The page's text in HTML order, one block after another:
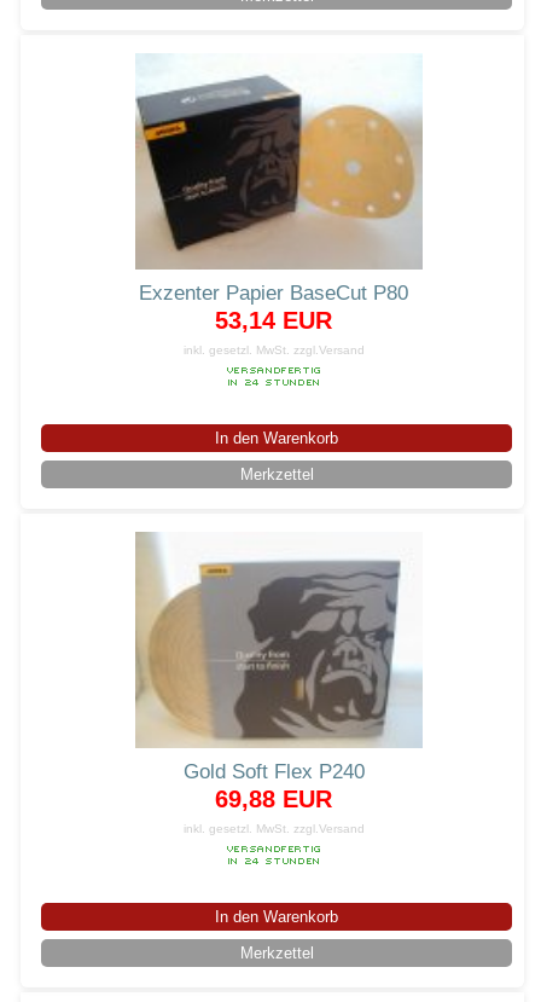
Exzenter Papier BaseCut P80
53,14 EUR
inkl. gesetzl. MwSt. zzgl.Versand
In den Warenkorb
Merkzettel
Gold Soft Flex P240
69,88 EUR
inkl. gesetzl. MwSt. zzgl.Versand
In den Warenkorb
Merkzettel